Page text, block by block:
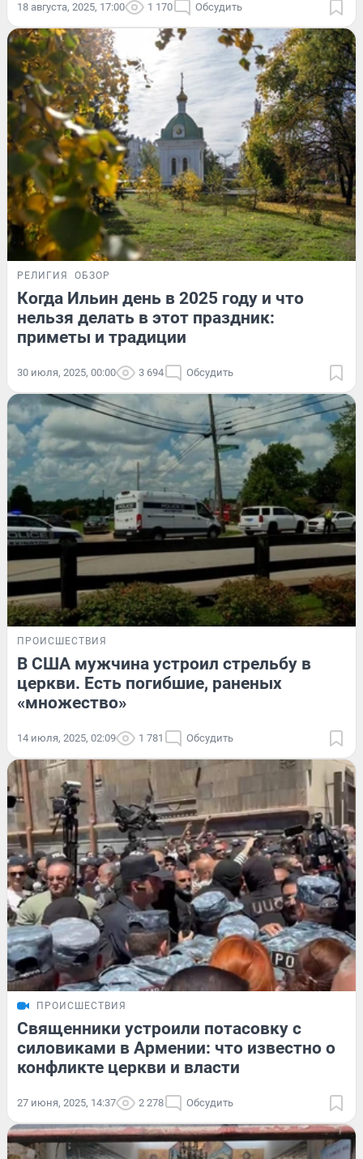
18 августа, 2025, 17:00 1 170 Обсудить
РЕЛИГИЯ ОБЗОР
Когда Ильин день в 2025 году и что
нельзя делать в этот праздник:
приметы и традиции
30 июля, 2025, 00:00 3 694 Обсудить
ПРОИСШЕСТВИЯ
В США мужчина устроил стрельбу в
церкви. Есть погибшие, раненых
«множество»
14 июля, 2025, 02:09 1 781 Обсудить
ПРОИСШЕСТВИЯ
Священники устроили потасовку с
силовиками в Армении: что известно о
конфликте церкви и власти
27 июня, 2025, 14:37 2 278 Обсудить